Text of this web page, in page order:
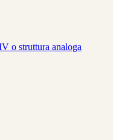
o struttura analoga